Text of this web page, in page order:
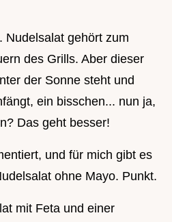
Nudelsalat gehört zum
des Grills. Aber dieser
der Sonne steht und
ein bisschen... nun ja,
Das geht besser!
und für mich gibt es
ohne Mayo. Punkt.
mit Feta und einer